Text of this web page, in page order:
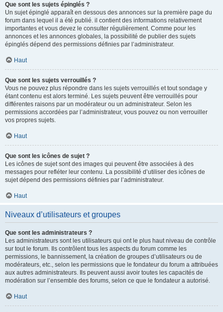
Que sont les sujets épinglés ?
Un sujet épinglé apparaît en dessous des annonces sur la première page du
forum dans lequel il a été publié. il contient des informations relativement
importantes et vous devez le consulter régulièrement. Comme pour les
annonces et les annonces globales, la possibilité de publier des sujets
épinglés dépend des permissions définies par l’administrateur.
Haut
Que sont les sujets verrouillés ?
Vous ne pouvez plus répondre dans les sujets verrouillés et tout sondage y
étant contenu est alors terminé. Les sujets peuvent être verrouillés pour
différentes raisons par un modérateur ou un administrateur. Selon les
permissions accordées par l’administrateur, vous pouvez ou non verrouiller
vos propres sujets.
Haut
Que sont les icônes de sujet ?
Les icônes de sujet sont des images qui peuvent être associées à des
messages pour refléter leur contenu. La possibilité d’utiliser des icônes de
sujet dépend des permissions définies par l’administrateur.
Haut
Niveaux d’utilisateurs et groupes
Que sont les administrateurs ?
Les administrateurs sont les utilisateurs qui ont le plus haut niveau de contrôle
sur tout le forum. Ils contrôlent tous les aspects du forum comme les
permissions, le bannissement, la création de groupes d’utilisateurs ou de
modérateurs, etc., selon les permissions que le fondateur du forum a attribuées
aux autres administrateurs. Ils peuvent aussi avoir toutes les capacités de
modération sur l’ensemble des forums, selon ce que le fondateur a autorisé.
Haut